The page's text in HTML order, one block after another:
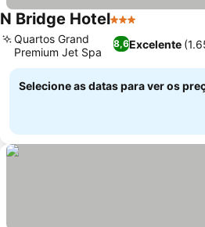
N Bridge Hotel3 Estrelas
8,6Excelente
Quartos Grand
Premium Jet Spa
Selecione as datas para ver os